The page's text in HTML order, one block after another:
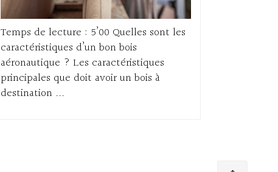
Temps de lecture : 5’00 Quelles sont les
caractéristiques d’un bon bois
aéronautique ? Les caractéristiques
principales que doit avoir un bois à
destination ...